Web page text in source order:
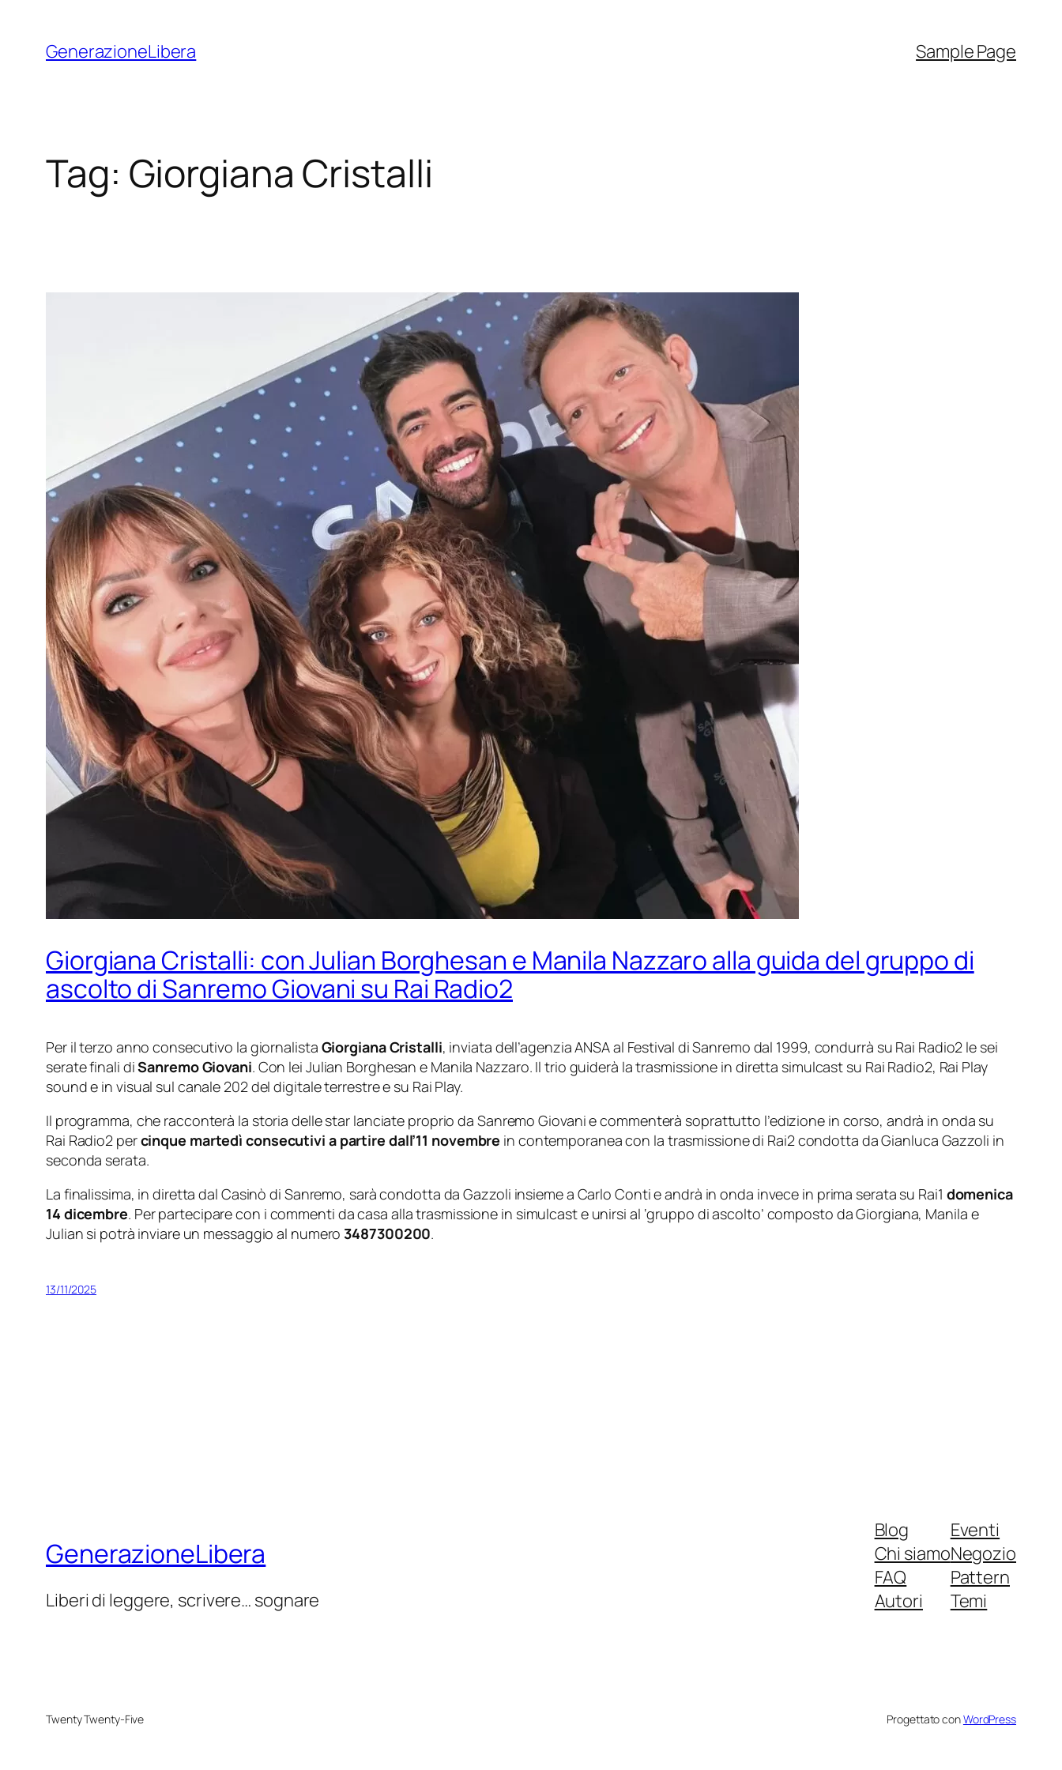
contenuto
GenerazioneLibera Sample Page
Tag: Giorgiana Cristalli
Giorgiana Cristalli: con Julian Borghesan e Manila Nazzaro alla guida del gruppo di
ascolto di Sanremo Giovani su Rai Radio2
Per il terzo anno consecutivo la giornalista Giorgiana Cristalli, inviata dell’agenzia ANSA al Festival di Sanremo dal 1999, condurrà su Rai Radio2 le sei
serate finali diSanremo Giovani. Con lei Julian Borghesan e Manila Nazzaro. Il trio guiderà la trasmissione in diretta simulcast su Rai Radio2, Rai Play
sound e in visual sul canale 202 del digitale terrestre e su Rai Play.
Il programma, che racconterà la storia delle star lanciate proprio da Sanremo Giovani e commenterà soprattutto l’edizione in corso, andrà in onda su
Rai Radio2 percinque martedì consecutivi a partire dall’11 novembre in contemporanea con la trasmissione di Rai2 condotta da Gianluca Gazzoli in
seconda serata.
La finalissima, in diretta dal Casinò di Sanremo, sarà condotta da Gazzoli insieme a Carlo Conti e andrà in onda invece in prima serata su Rai1 domenica
14 dicembre. Per partecipare con i commenti da casa alla trasmissione in simulcast e unirsi al ‘gruppo di ascolto’ composto da Giorgiana, Manila e
Julian si potrà inviare un messaggio al numero3487300200.
13/11/2025
GenerazioneLibera
Liberi di leggere, scrivere… sognare
Blog
Chi siamo
FAQ
Autori
Eventi
Negozio
Pattern
Temi
Twenty Twenty-Five Progettato conWordPress